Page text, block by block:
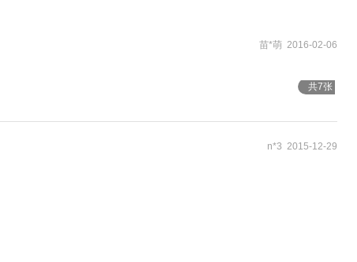
苗*萌 2016-02-06
共7张
n*3 2015-12-29